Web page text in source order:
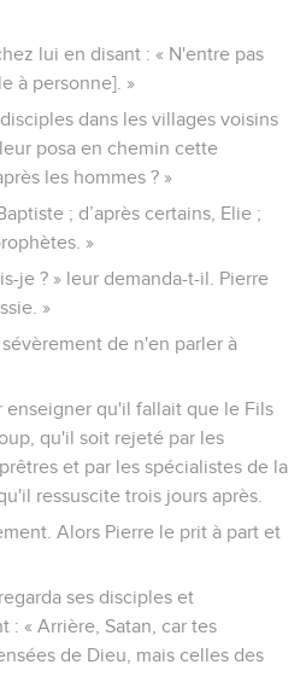
lui en disant : « N'entre pas
à personne]. »
dans les villages voisins
posa en chemin cette
les hommes ? »
; d’après certains, Elie ;
»
je ? » leur demanda-t-il. Pierre
»
de n'en parler à
enseigner qu'il fallait que le Fils
qu'il soit rejeté par les
et par les spécialistes de la
ressuscite trois jours après.
Alors Pierre le prit à part et
ses disciples et
: « Arrière, Satan, car tes
de Dieu, mais celles des